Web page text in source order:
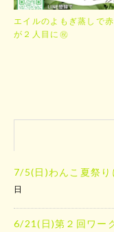
エイルのよもぎ蒸しで
が２人目に㊗️
7/5(日)わんこ夏祭り
日
6/21(日)第２回ワー